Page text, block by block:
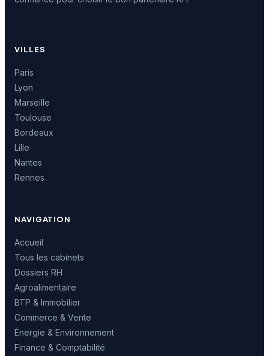
VILLES
Paris
Lyon
Marseille
Toulouse
Bordeaux
Lille
Nantes
Rennes
NAVIGATION
Accueil
Tous les cabinets
Dossiers RH
Agroalimentaire
BTP & Immobilier
Commerce & Vente
Énergie & Environnement
Finance & Comptabilité